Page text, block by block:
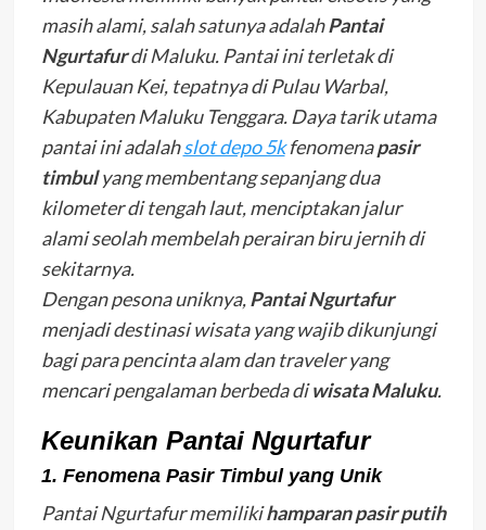
masih alami, salah satunya adalahPantai
Ngurtafurdi Maluku. Pantai ini terletak di
Kepulauan Kei, tepatnya di Pulau Warbal,
Kabupaten Maluku Tenggara. Daya tarik utama
pantai ini adalahslot depo 5kfenomenapasir
timbulyang membentang sepanjang dua
kilometer di tengah laut, menciptakan jalur
alami seolah membelah perairan biru jernih di
sekitarnya.
Dengan pesona uniknya,Pantai Ngurtafur
menjadi destinasi wisata yang wajib dikunjungi
bagi para pencinta alam dan traveler yang
mencari pengalaman berbeda diwisata Maluku.
Keunikan Pantai Ngurtafur
1. Fenomena Pasir Timbul yang Unik
Pantai Ngurtafur memilikihamparan pasir putih